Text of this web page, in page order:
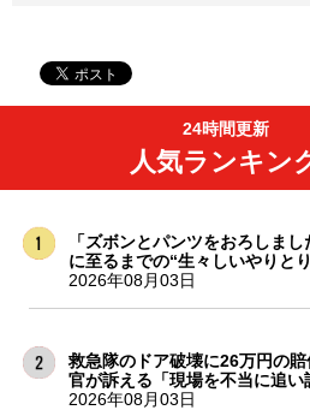
24時間更新
人気ランキン
「ズボンとパンツをおろしま
に至るまでの“生々しいやりと
2026年08月03日
救急隊のドア破壊に26万円の賠
官が訴える「現場を不当に追い
2026年08月03日